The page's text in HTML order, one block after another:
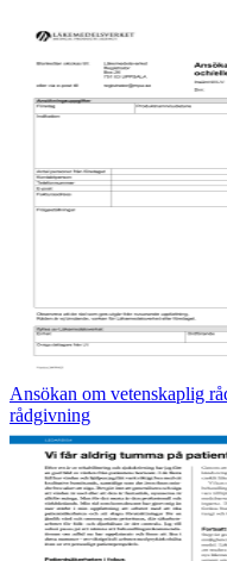
Ansökan om vetenskaplig
rådgivning